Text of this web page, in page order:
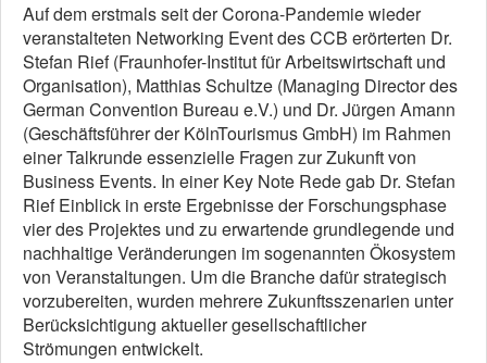
Auf dem erstmals seit der Corona-Pandemie wieder
veranstalteten Networking Event des CCB erörterten Dr.
Stefan Rief (Fraunhofer-Institut für Arbeitswirtschaft und
Organisation), Matthias Schultze (Managing Director des
German Convention Bureau e.V.) und Dr. Jürgen Amann
(Geschäftsführer der KölnTourismus GmbH) im Rahmen
einer Talkrunde essenzielle Fragen zur Zukunft von
Business Events. In einer Key Note Rede gab Dr. Stefan
Rief Einblick in erste Ergebnisse der Forschungsphase
vier des Projektes und zu erwartende grundlegende und
nachhaltige Veränderungen im sogenannten Ökosystem
von Veranstaltungen. Um die Branche dafür strategisch
vorzubereiten, wurden mehrere Zukunftsszenarien unter
Berücksichtigung aktueller gesellschaftlicher
Strömungen entwickelt.